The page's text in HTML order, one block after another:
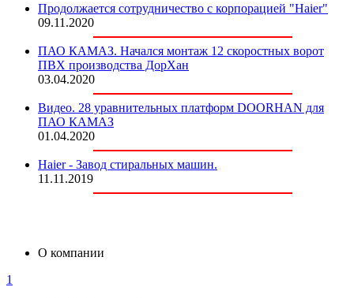
Продолжается сотрудничество с корпорацией "Haier"
09.11.2020
ПАО КАМАЗ. Начался монтаж 12 скоростных ворот
ПВХ производства ДорХан
03.04.2020
Видео. 28 уравнительных платформ DOORHAN для
ПАО КАМАЗ
01.04.2020
Haier - Завод стиральных машин.
11.11.2019
О компании
1